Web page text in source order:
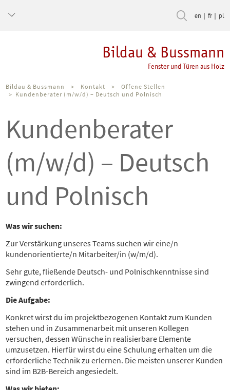
en fr pl
Bildau & Bussmann
Fenster und Türen aus Holz
Bildau & Bussmann > Kontakt >
Offene Stellen
> Kundenberater (m/w/d) – Deutsch und Polnisch
Kundenberater
(m/w/d) – Deutsch
und Polnisch
Was wir suchen:
Zur Verstärkung unseres Teams suchen wir eine/n
kundenorientierte/n Mitarbeiter/in (w/m/d).
Sehr gute, fließende Deutsch- und Polnischkenntnisse sind
zwingend erforderlich.
Die Aufgabe:
Konkret wirst du im projektbezogenen Kontakt zum Kunden
stehen und in Zusammenarbeit mit unseren Kollegen
versuchen, dessen Wünsche in realisierbare Elemente
umzusetzen. Hierfür wirst du eine Schulung erhalten um die
erforderliche Technik zu erlernen. Die meisten unserer Kunden
sind im B2B-Bereich angesiedelt.